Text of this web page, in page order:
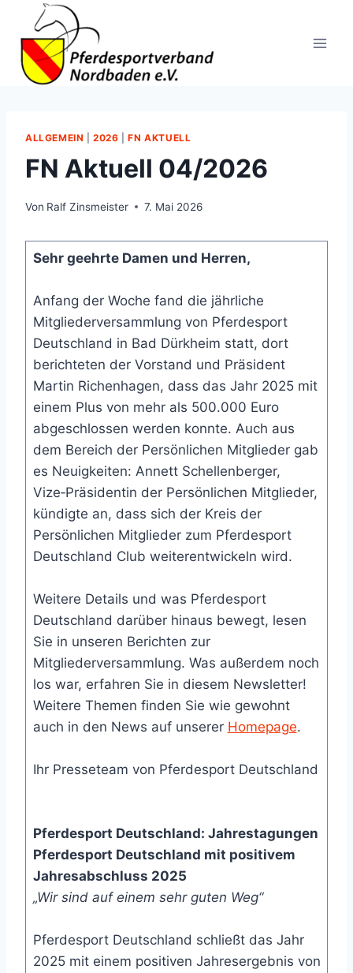
springen
ALLGEMEIN |2026 |FN AKTUELL
FN Aktuell 04/2026
Von Ralf Zinsmeister 7. Mai 2026
Sehr geehrte Damen und Herren,
Anfang der Woche fand die jährliche
Mitgliederversammlung von Pferdesport
Deutschland in Bad Dürkheim statt, dort
berichteten der Vorstand und Präsident
Martin Richenhagen, dass das Jahr 2025 mit
einem Plus von mehr als 500.000 Euro
abgeschlossen werden konnte. Auch aus
dem Bereich der Persönlichen Mitglieder gab
es Neuigkeiten: Annett Schellenberger,
Vize‑Präsidentin der Persönlichen Mitglieder,
kündigte an, dass sich der Kreis der
Persönlichen Mitglieder zum Pferdesport
Deutschland Club weiterentwickeln wird.
Weitere Details und was Pferdesport
Deutschland darüber hinaus bewegt, lesen
Sie in unseren Berichten zur
Mitgliederversammlung. Was außerdem noch
los war, erfahren Sie in diesem Newsletter!
Weitere Themen finden Sie wie gewohnt
auch in den News auf unserer Homepage.
Ihr Presseteam von Pferdesport Deutschland
Pferdesport Deutschland: Jahrestagungen
Pferdesport Deutschland mit positivem
Jahresabschluss 2025
„Wir sind auf einem sehr guten Weg“
Pferdesport Deutschland schließt das Jahr
2025 mit einem positiven Jahresergebnis von